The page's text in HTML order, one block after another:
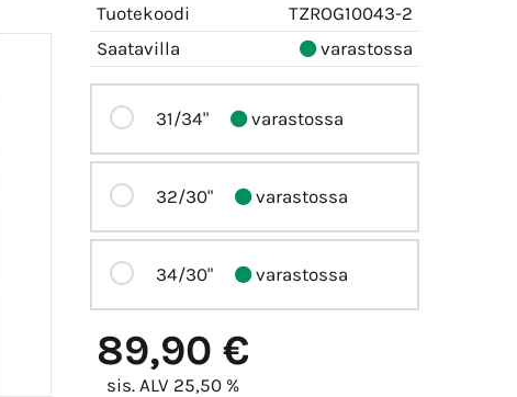
Tuotekoodi
TZROG10043-2
Saatavilla
varastossa
31/34" varastossa
32/30" varastossa
34/30" varastossa
89,90 €
sis. ALV 25,50 %